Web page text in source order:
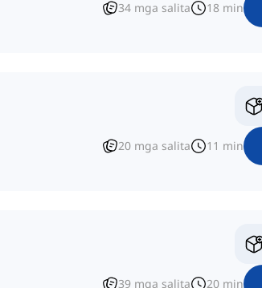
34 mga salita 18 min
20 mga salita 11 min
39 mga salita 20 min